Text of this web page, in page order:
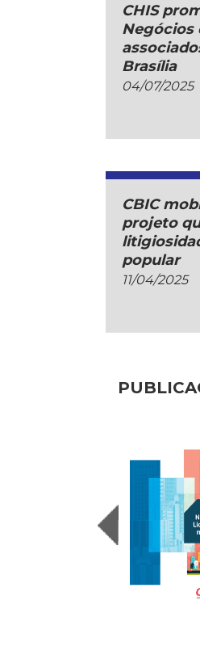
CHIS
Negócios
Brasília
04/07/2025
CBIC
projeto
popular
11/04/2025